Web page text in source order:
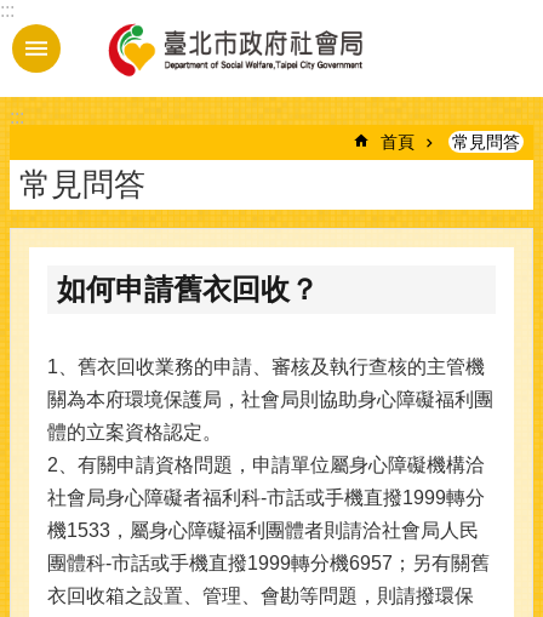
跳到主要內容區塊
:::
:::
首頁 常見問答
常見問答
如何申請舊衣回收？
1、舊衣回收業務的申請、審核及執行查核的主管機
關為本府環境保護局，社會局則協助身心障礙福利團
體的立案資格認定。
2、有關申請資格問題，申請單位屬身心障礙機構洽
社會局身心障礙者福利科-市話或手機直撥1999轉分
機1533，屬身心障礙福利團體者則請洽社會局人民
團體科-市話或手機直撥1999轉分機6957；另有關舊
衣回收箱之設置、管理、會勘等問題，則請撥環保